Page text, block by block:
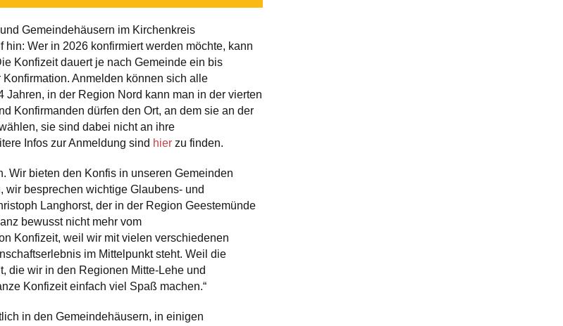
Gemeindehäusern im Kirchenkreis
Wer in 2026 konfirmiert werden möchte, kann
Konfizeit dauert je nach Gemeinde ein bis
Anmelden können sich alle
Jahren, in der Region Nord kann man in der vierten
Konfirmanden dürfen den Ort, an dem sie an der
sie sind dabei nicht an ihre
Infos zur Anmeldung sind hierzu finden.
Wir bieten den Konfis in unseren Gemeinden
wir besprechen wichtige Glaubens- und
Langhorst, der in der Region Geestemünde
bewusst nicht mehr vom
Konfizeit, weil wir mit vielen verschiedenen
im Mittelpunkt steht. Weil die
die wir in den Regionen Mitte-Lehe und
Konfizeit einfach viel Spaß machen.“
in den Gemeindehäusern, in einigen